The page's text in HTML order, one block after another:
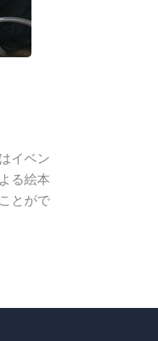
イベン
る絵本
とがで